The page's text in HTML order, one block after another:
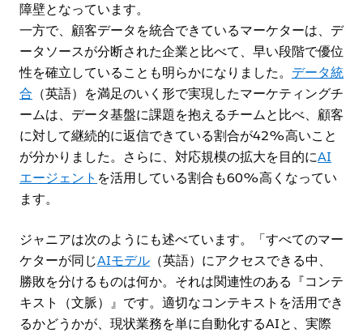
障壁となっています。
一方で、顧客データを統合できているマーケターは、デ
ータソースが分断された企業と比べて、早い段階で優位
性を確立していることも明らかになりました。 データ統
合 （英語）を満足のいく形で実現したマーケティングチ
ームは、データ基盤に課題を抱えるチームと比べ、顧客
に対して継続的に返信できている割合が42%高いこと
が分かりました。さらに、対応規模の拡大を目的にAI
エージェント を活用している割合も60%高くなってい
ます。
ジャニアは次のようにも述べています。「すべてのマー
ケターが同じAIモデル （英語）にアクセスできる中、
勝敗を分けるものは何か。それは関連性のある『コンテ
キスト（文脈）』です。適切なコンテキストを活用でき
るかどうかが、現状業務を単に自動化するAIと、実際